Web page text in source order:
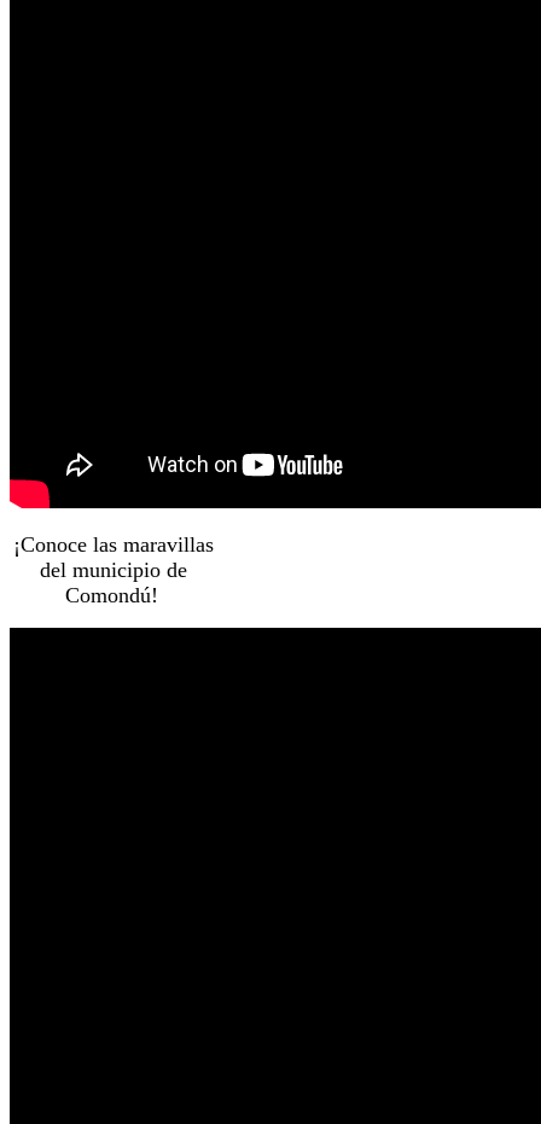
¡Conoce las maravillas
del municipio de
Comondú!